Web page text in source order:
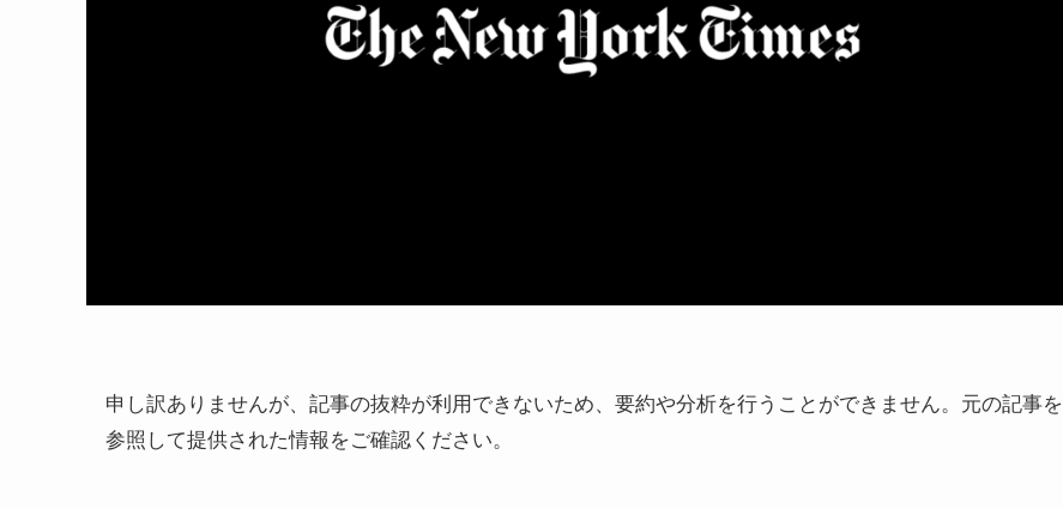
申し訳ありませんが、記事の抜粋が利用できないため、要約や分析を行うことができません。元の記事を
参照して提供された情報をご確認ください。